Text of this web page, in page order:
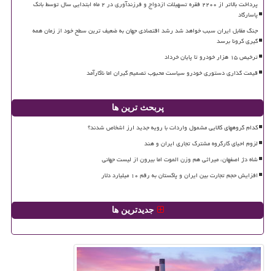
پرداخت بالاتر از ۲۲۰۰ فقره تسهیلات ازدواج و فرزندآوری در ۲ ماه ابتدایی سال توسط بانک
پاسارگاد
جنگ مقابل ایران سبب خواهد شد رشد اقتصادی جهان به ضعیف ترین سطح خود از زمان همه
گیری کرونا برسد
ترخیص ۱۵ هزار خودرو تا پایان خرداد
قیمت گذاری دستوری خودرو سیاست محبوب تصمیم گیران اما ناکارآمد
پربحث ترین ها
کدام گروههای کالایی مشمول واردات با رویه جدید ارز اشخاص شدند؟
لزوم احیای کارگروه مشترک تجاری ایران و هند
شاه دژ اصفهان، میراثی هم وزن الموت اما بیرون از لیست جهانی
افزایش حجم تجارت بین ایران و پاکستان به رقم ۱۰ میلیارد دلار
جدیدترین ها